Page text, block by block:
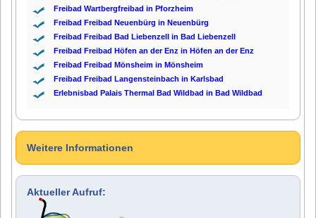
Freibad Wartbergfreibad in Pforzheim
Freibad Freibad Neuenbürg in Neuenbürg
Freibad Freibad Bad Liebenzell in Bad Liebenzell
Freibad Freibad Höfen an der Enz in Höfen an der Enz
Freibad Freibad Mönsheim in Mönsheim
Freibad Freibad Langensteinbach in Karlsbad
Erlebnisbad Palais Thermal Bad Wildbad in Bad Wildbad
Weitere Informationen
Aktueller Aufruf: